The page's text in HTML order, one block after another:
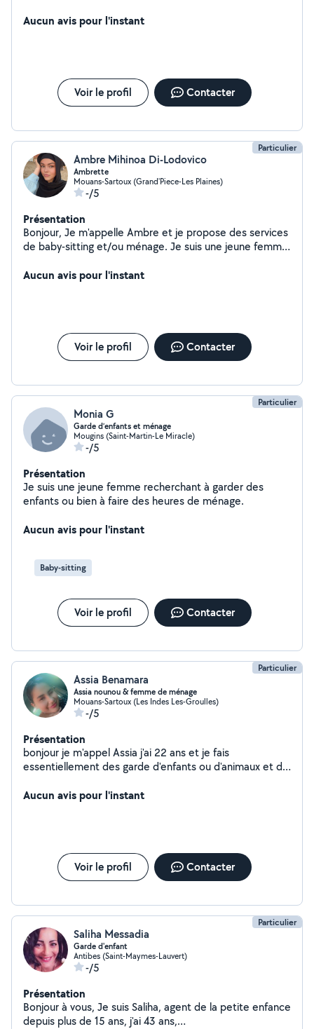
récupère mon poste à la mairie en chargée de
Aucun avis pour l'instant
Voir le profil Contacter
Particulier
Ambre Mihinoa Di-Lodovico
Ambrette
Mouans-Sartoux (Grand'Piece-Les Plaines)
-/5
Présentation
Bonjour, Je m'appelle Ambre et je propose des services
de baby-sitting et/ou ménage. Je suis une jeune femme
émotions des enfants et sait combien il est important
très à l'écoute, vous pourrez compter sur mon
dynamisme et mon dévouement pour vous épauler au
mieux. Au plaisir de vous rencontrer, Ambre
Aucun avis pour l'instant
Voir le profil Contacter
Particulier
Monia G
Garde d’enfants et ménage
Mougins (Saint-Martin-Le Miracle)
-/5
Présentation
Je suis une jeune femme recherchant à garder des
enfants ou bien à faire des heures de ménage.
Aucun avis pour l'instant
Baby-sitting
Voir le profil Contacter
Particulier
Assia Benamara
Assia nounou & femme de ménage
Mouans-Sartoux (Les Indes Les-Groulles)
-/5
Présentation
bonjour je m'appel Assia j'ai 22 ans et je fais
essentiellement des garde d'enfants ou d'animaux et du
garde mes petits frère (3) ainsi que mes nièces
été dans une société de ménage et je fait aussi le
ménage chez des particuliers quand j'en ai l'occasion et
les samedis je m'occupe de 3 personnes âgées
compréhensive et ponctuelle Je suis véhiculé
Aucun avis pour l'instant
Voir le profil Contacter
Particulier
Saliha Messadia
Garde d'enfant
Antibes (Saint-Maymes-Lauvert)
-/5
Présentation
Bonjour à vous, Je suis Saliha, agent de la petite enfance
depuis plus de 15 ans, j'ai 43 ans,